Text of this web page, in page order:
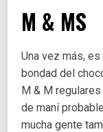
M & MS
Una vez más,
bondad del
M & M
de maní
mucha gente